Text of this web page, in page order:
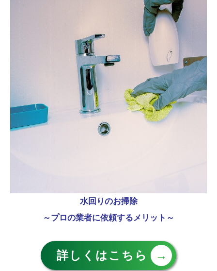
水回りのお掃除
～プロの業者に依頼するメリット～
詳しくはこちら→